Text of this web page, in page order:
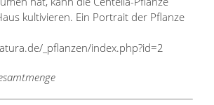
kultivieren. Ein Portrait der Pflanze
_pflanzen/index.php?id=2